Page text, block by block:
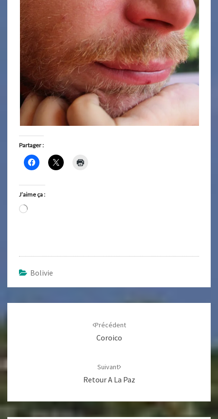
Partager :
J’aime ça :
Chargement…
Bolivie
d'article
Précédent
Coroico
Suivant
Retour A La Paz